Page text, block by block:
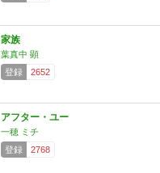
家族
葉真中 顕
登録
2652
アフター・ユー
一穂 ミチ
登録
2768